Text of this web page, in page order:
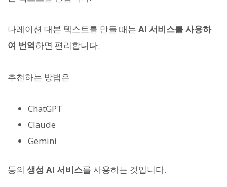
나레이션 대본 텍스트를 만들 때는 AI 서비스를 사용하
여 번역하면 편리합니다.
추천하는 방법은
ChatGPT
Claude
Gemini
등의 생성 AI 서비스를 사용하는 것입니다.